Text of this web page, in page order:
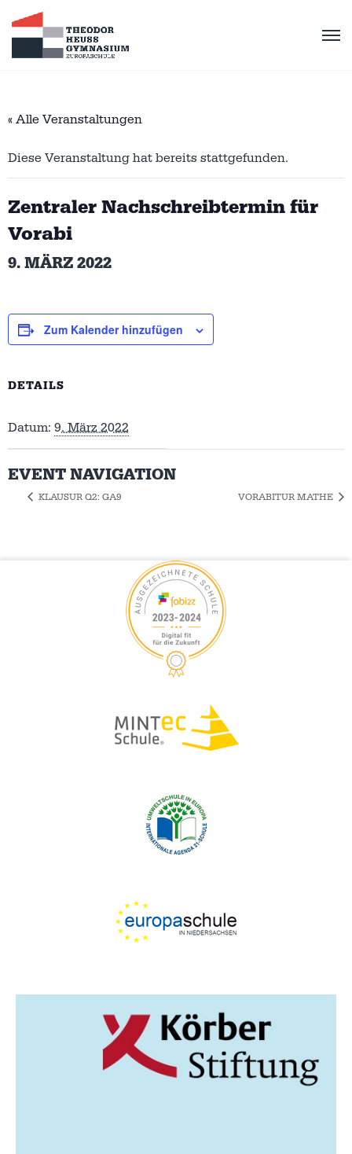
« Alle Veranstaltungen
Diese Veranstaltung hat bereits stattgefunden.
Zentraler Nachschreibtermin für
Vorabi
9. MÄRZ 2022
Zum Kalender hinzufügen
DETAILS
Datum: 9. März 2022
EVENT NAVIGATION
KLAUSUR Q2: GA9 VORABITUR MATHE